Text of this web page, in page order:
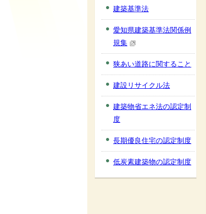
建築基準法
愛知県建築基準法関係例
規集
狭あい道路に関すること
建設リサイクル法
建築物省エネ法の認定制
度
長期優良住宅の認定制度
低炭素建築物の認定制度